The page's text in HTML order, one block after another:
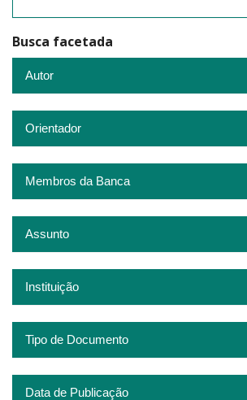
Busca facetada
Autor
Orientador
Membros da Banca
Assunto
Instituição
Tipo de Documento
Data de Publicação